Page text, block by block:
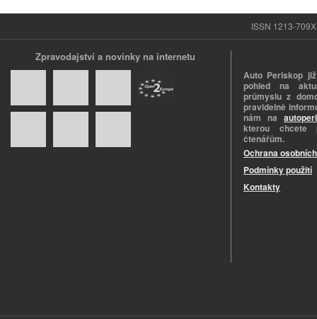
ISSN 1213-
Zpravodajství a novinky na internetu
Auto Periskop
pohled na
průmyslu z
pravidelně
nám na
kterou chcete
čtenářům.
Ochrana
Podmínky použití
Kontakty